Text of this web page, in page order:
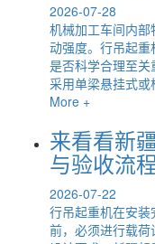
2026-07-28
机械加工车间内
动强度。行吊起
是否科学合理至
采用单梁悬挂式
More +
来看看新
与验收流
2026-07-22
行吊起重机在安
前，必须进行载